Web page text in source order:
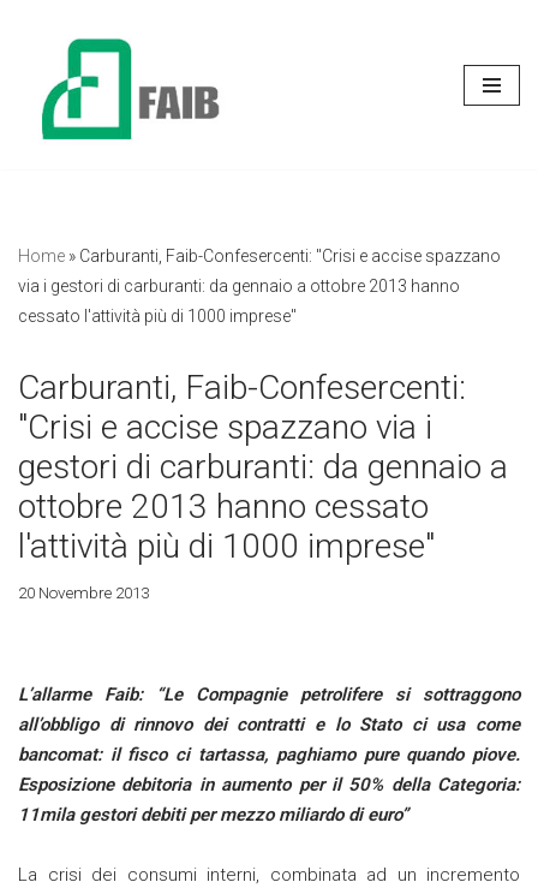
contenuto
Home » Carburanti, Faib-Confesercenti: "Crisi e accise spazzano
via i gestori di carburanti: da gennaio a ottobre 2013 hanno
cessato l'attività più di 1000 imprese"
Carburanti, Faib-Confesercenti:
"Crisi e accise spazzano via i
gestori di carburanti: da gennaio a
ottobre 2013 hanno cessato
l'attività più di 1000 imprese"
20 Novembre 2013
L’allarme Faib: “Le Compagnie petrolifere si sottraggono
all’obbligo di rinnovo dei contratti e lo Stato ci usa come
bancomat: il fisco ci tartassa, paghiamo pure quando piove.
Esposizione debitoria in aumento per il 50% della Categoria:
11mila gestori debiti per mezzo miliardo di euro”
La crisi dei consumi interni, combinata ad un incremento